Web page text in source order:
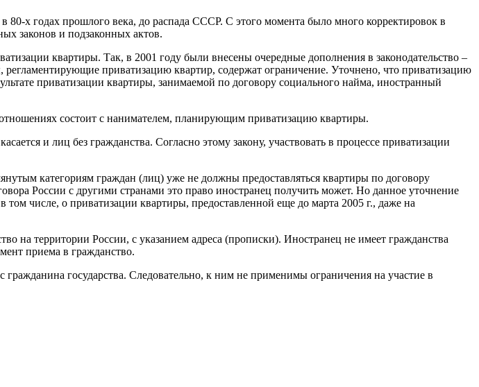
80-х годах прошлого века, до распада СССР. С этого момента было много корректировок в
законов и подзаконных актов.
квартиры. Так, в 2001 году были внесены очередные дополнения в законодательство –
приватизацию квартир, содержат ограничение. Уточнено, что приватизацию
приватизации квартиры, занимаемой по договору социального найма, иностранный
состоит с нанимателем, планирующим приватизацию квартиры.
и лиц без гражданства. Согласно этому закону, участвовать в процессе приватизации
категориям граждан (лиц) уже не должны предоставляться квартиры по договору
России с другими странами это право иностранец получить может. Но данное уточнение
числе, о приватизации квартиры, предоставленной еще до марта 2005 г., даже на
на территории России, с указанием адреса (прописки). Иностранец не имеет гражданства
приема в гражданство.
государства. Следовательно, к ним не применимы ограничения на участие в